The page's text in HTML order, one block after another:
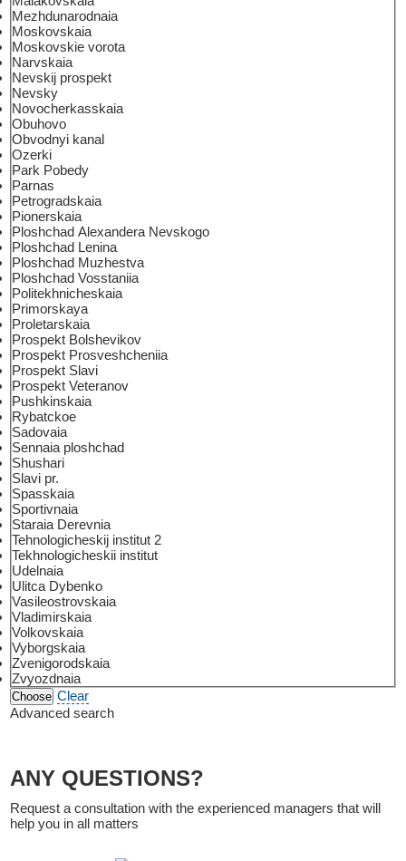
Mezhdunarodnaia
Moskovskaia
Moskovskie vorota
Narvskaia
Nevskij prospekt
Nevsky
Novocherkasskaia
Obuhovo
Obvodnyi kanal
Ozerki
Park Pobedy
Parnas
Petrogradskaia
Pionerskaia
Ploshchad Alexandera Nevskogo
Ploshchad Lenina
Ploshchad Muzhestva
Ploshchad Vosstaniia
Politekhnicheskaia
Primorskaya
Proletarskaia
Prospekt Bolshevikov
Prospekt Prosveshcheniia
Prospekt Slavi
Prospekt Veteranov
Pushkinskaia
Rybatckoe
Sadovaia
Sennaia ploshchad
Shushari
Slavi pr.
Spasskaia
Sportivnaia
Staraia Derevnia
Tehnologicheskij institut 2
Tekhnologicheskii institut
Udelnaia
Ulitca Dybenko
Vasileostrovskaia
Vladimirskaia
Volkovskaia
Vyborgskaia
Zvenigorodskaia
Zvyozdnaia
Clear
Advanced search
ANY QUESTIONS?
Request a consultation with the experienced managers that will
help you in all matters